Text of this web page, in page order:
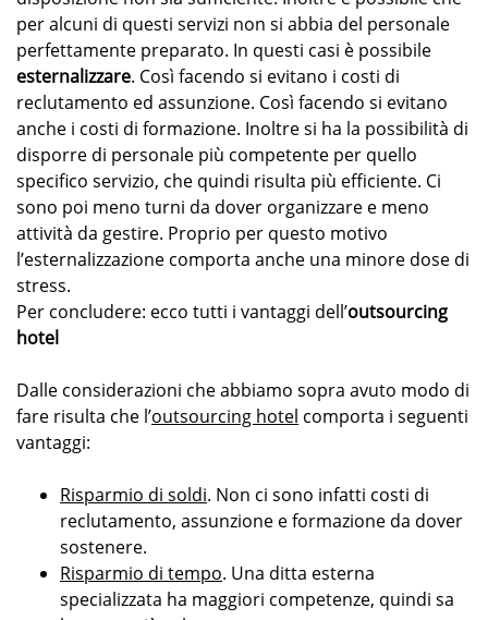
per alcuni di questi servizi non si abbia del personale
perfettamente preparato. In questi casi è possibile
esternalizzare. Così facendo si evitano i costi di
reclutamento ed assunzione. Così facendo si evitano
anche i costi di formazione. Inoltre si ha la possibilità di
disporre di personale più competente per quello
specifico servizio, che quindi risulta più efficiente. Ci
sono poi meno turni da dover organizzare e meno
attività da gestire. Proprio per questo motivo
l’esternalizzazione comporta anche una minore dose di
stress.
Per concludere: ecco tutti i vantaggi dell’outsourcing
hotel
Dalle considerazioni che abbiamo sopra avuto modo di
fare risulta che l’outsourcing hotel comporta i seguenti
vantaggi:
Risparmio di soldi. Non ci sono infatti costi di
reclutamento, assunzione e formazione da dover
sostenere.
Risparmio di tempo. Una ditta esterna
specializzata ha maggiori competenze, quindi sa